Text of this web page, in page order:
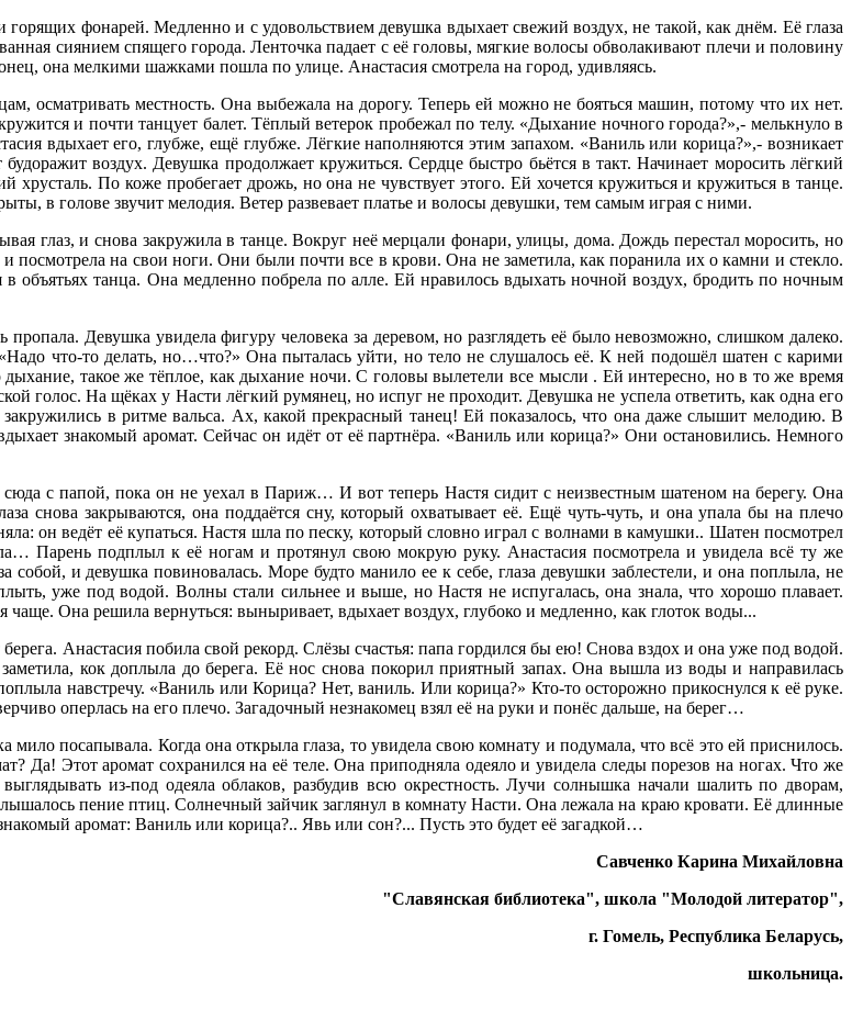
фонарей. Медленно и с удовольствием девушка вдыхает свежий воздух, не такой, как днём. Её глаза
сиянием спящего города. Ленточка падает с её головы, мягкие волосы обволакивают плечи и половину
она мелкими шажками пошла по улице. Анастасия смотрела на город, удивляясь.
осматривать местность. Она выбежала на дорогу. Теперь ей можно не бояться машин, потому что их нет.
и почти танцует балет. Тёплый ветерок пробежал по телу. «Дыхание ночного города?»,- мелькнуло в
вдыхает его, глубже, ещё глубже. Лёгкие наполняются этим запахом. «Ваниль или корица?»,- возникает
воздух. Девушка продолжает кружиться. Сердце быстро бьётся в такт. Начинает моросить лёгкий
По коже пробегает дрожь, но она не чувствует этого. Ей хочется кружиться и кружиться в танце.
в голове звучит мелодия. Ветер развевает платье и волосы девушки, тем самым играя с ними.
глаз, и снова закружила в танце. Вокруг неё мерцали фонари, улицы, дома. Дождь перестал моросить, но
посмотрела на свои ноги. Они были почти все в крови. Она не заметила, как поранила их о камни и стекло.
объятьях танца. Она медленно побрела по алле. Ей нравилось вдыхать ночной воздух, бродить по ночным
Девушка увидела фигуру человека за деревом, но разглядеть её было невозможно, слишком далеко.
что-то делать, но…что?» Она пыталась уйти, но тело не слушалось её. К ней подошёл шатен с карими
такое же тёплое, как дыхание ночи. С головы вылетели все мысли . Ей интересно, но в то же время
голос. На щёках у Насти лёгкий румянец, но испуг не проходит. Девушка не успела ответить, как одна его
в ритме вальса. Ах, какой прекрасный танец! Ей показалось, что она даже слышит мелодию. В
знакомый аромат. Сейчас он идёт от её партнёра. «Ваниль или корица?» Они остановились. Немного
с папой, пока он не уехал в Париж… И вот теперь Настя сидит с неизвестным шатеном на берегу. Она
снова закрываются, она поддаётся сну, который охватывает её. Ещё чуть-чуть, и она упала бы на плечо
он ведёт её купаться. Настя шла по песку, который словно играл с волнами в камушки.. Шатен посмотрел
Парень подплыл к её ногам и протянул свою мокрую руку. Анастасия посмотрела и увидела всё ту же
и девушка повиновалась. Море будто манило ее к себе, глаза девушки заблестели, и она поплыла, не
уже под водой. Волны стали сильнее и выше, но Настя не испугалась, она знала, что хорошо плавает.
чаще. Она решила вернуться: выныривает, вдыхает воздух, глубоко и медленно, как глоток воды...
Анастасия побила свой рекорд. Слёзы счастья: папа гордился бы ею! Снова вздох и она уже под водой.
кок доплыла до берега. Её нос снова покорил приятный запах. Она вышла из воды и направилась
навстречу. «Ваниль или Корица? Нет, ваниль. Или корица?» Кто-то осторожно прикоснулся к её руке.
оперлась на его плечо. Загадочный незнакомец взял её на руки и понёс дальше, на берег…
посапывала. Когда она открыла глаза, то увидела свою комнату и подумала, что всё это ей приснилось.
Да! Этот аромат сохранился на её теле. Она приподняла одеяло и увидела следы порезов на ногах. Что же
из-под одеяла облаков, разбудив всю окрестность. Лучи солнышка начали шалить по дворам,
пение птиц. Солнечный зайчик заглянул в комнату Насти. Она лежала на краю кровати. Её длинные
аромат: Ваниль или корица?.. Явь или сон?... Пусть это будет её загадкой…
Савченко Карина Михайловна
"Славянская библиотека", школа "Молодой литератор",
г. Гомель, Республика Беларусь,
школьница.